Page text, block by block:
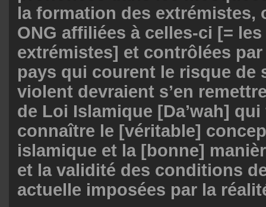
la formation des extrémistes,
ONG affiliées à celles-ci [=
extrémistes] et contrôlées
pays qui courent le risque de
violent devraient s’en
de Loi Islamique [Da’wah]
connaître le [véritable]
islamique et la [bonne]
et la validité des conditions
actuelle imposées par la